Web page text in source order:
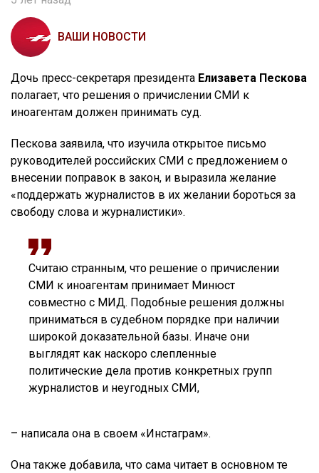
ВАШИ НОВОСТИ
Дочь пресс-секретаря президента Елизавета Пескова
полагает, что решения о причислении СМИ к
иноагентам должен принимать суд.
Пескова заявила, что изучила открытое письмо
руководителей российских СМИ с предложением о
внесении поправок в закон, и выразила желание
«поддержать журналистов в их желании бороться за
свободу слова и журналистики».
Считаю странным, что решение о причислении
СМИ к иноагентам принимает Минюст
совместно с МИД. Подобные решения должны
приниматься в судебном порядке при наличии
широкой доказательной базы. Иначе они
выглядят как наскоро слепленные
политические дела против конкретных групп
журналистов и неугодных СМИ,
– написала она в своем «Инстаграм».
Она также добавила, что сама читает в основном те